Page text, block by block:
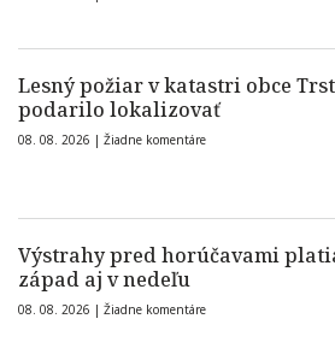
Lesný požiar v katastri obce
podarilo lokalizovať
08. 08. 2026 | Žiadne komentáre
Výstrahy pred horúčavami
západ aj v nedeľu
08. 08. 2026 | Žiadne komentáre